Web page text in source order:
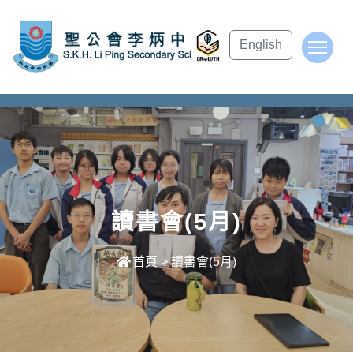
English
讀書會(5月)
首頁 > 讀書會(5月)